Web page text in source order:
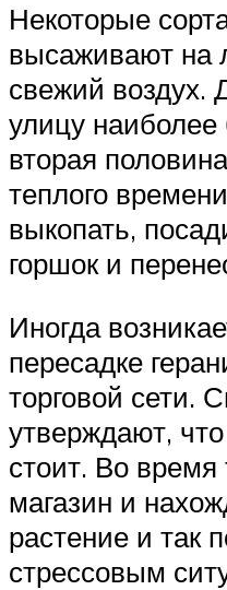
Некоторые
высаживают на
свежий воздух.
улицу наиболее
вторая
теплого
выкопать,
горшок и
Иногда
пересадке
торговой сети.
утверждают,
стоит. Во время
магазин и
растение и так
стрессовым